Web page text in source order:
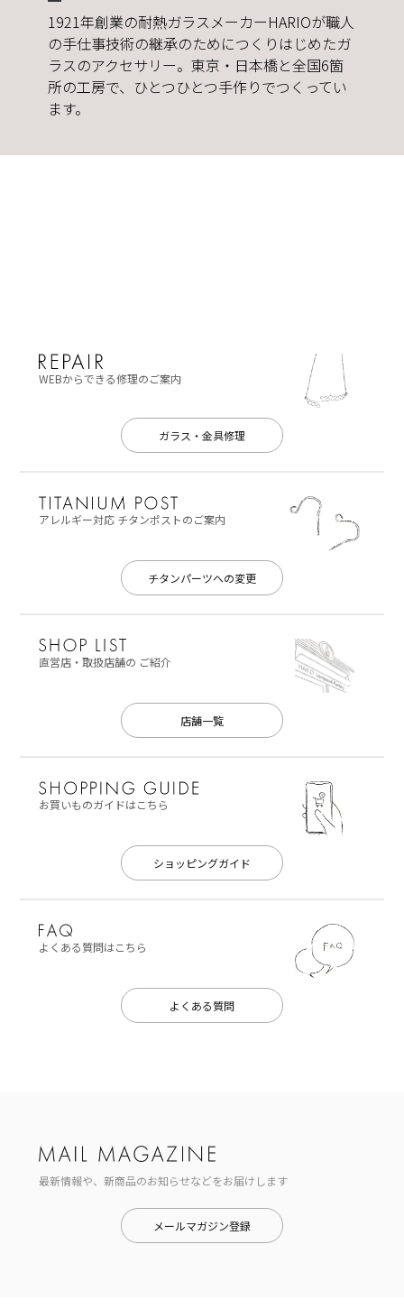
1921年創業の耐熱ガラスメーカーHARIOが職人
の手仕事技術の継承のためにつくりはじめたガ
ラスのアクセサリー。東京・日本橋と全国6箇
所の工房で、ひとつひとつ手作りでつくってい
ます。
WEBからできる修理のご案内
ガラス・金具修理
アレルギー対応チタンポストのご案内
チタンパーツへの変更
直営店・取扱店舗の ご紹介
店舗一覧
お買いものガイドはこちら
ショッピングガイド
よくある質問はこちら
よくある質問
最新情報や、新商品のお知らせなどをお届けします
メールマガジン登録